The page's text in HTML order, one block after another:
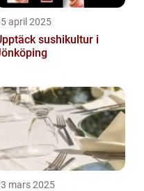
april 2025
sushikultur i
mars 2025